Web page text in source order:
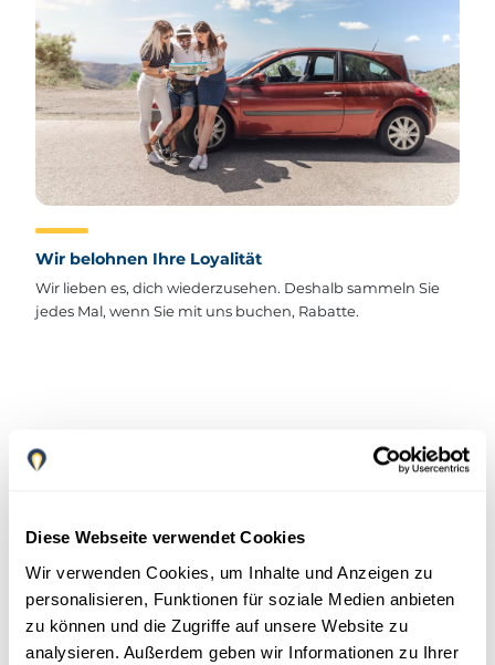
Diese Webseite verwendet Cookies
Wir verwenden Cookies, um Inhalte und Anzeigen zu
personalisieren, Funktionen für soziale Medien anbieten
zu können und die Zugriffe auf unsere Website zu
analysieren. Außerdem geben wir Informationen zu Ihrer
Wir belohnen Ihre Loyalität
Wir lieben es, dich wiederzusehen. Deshalb sammeln Sie
jedes Mal, wenn Sie mit uns buchen, Rabatte.
Um sich dem Marbesol Club anzuschließen, müssen
vornehmen und uns ein gültiges E -Mail -Konto zur
Verfügung stellen. Es ist so einfach!
Machen Sie Ihre Buchung und